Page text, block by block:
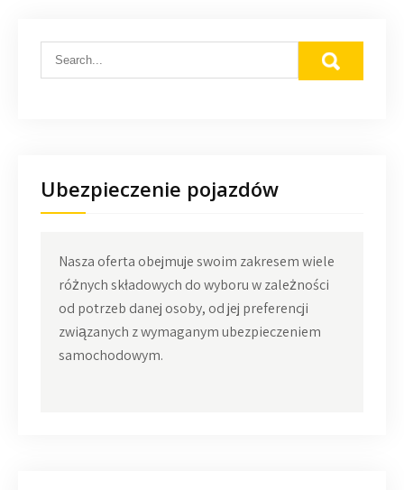
Ubezpieczenie pojazdów
Nasza oferta obejmuje swoim zakresem wiele
różnych składowych do wyboru w zależności
od potrzeb danej osoby, od jej preferencji
związanych z wymaganym ubezpieczeniem
samochodowym.